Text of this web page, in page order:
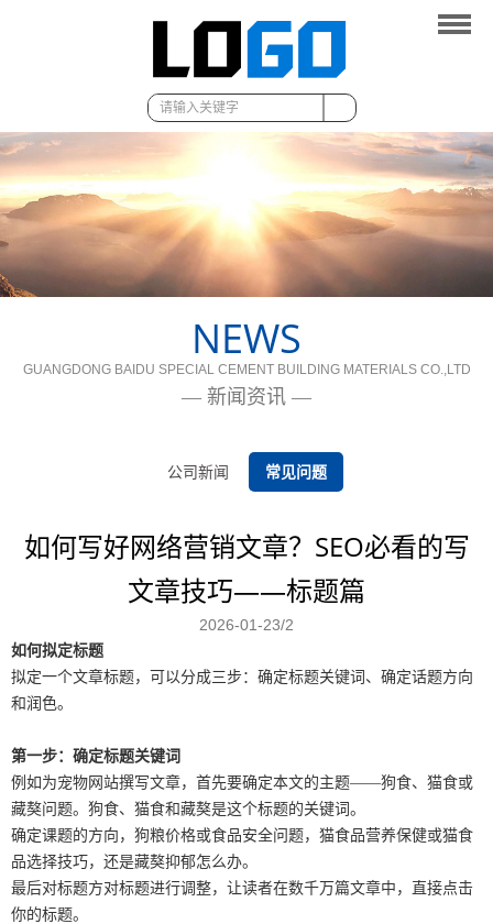
首页
关于我们
新闻资讯
成功案例
联系我们
NEWS
GUANGDONG BAIDU SPECIAL CEMENT BUILDING MATERIALS CO.,LTD
— 新闻资讯 —
公司新闻 常见问题
如何写好网络营销文章？SEO必看的写
文章技巧——标题篇
2026-01-23/2
如何拟定标题
拟定一个文章标题，可以分成三步：确定标题关键词、确定话题方向
和润色。
第一步：确定标题关键词
例如为宠物网站撰写文章，首先要确定本文的主题——狗食、猫食或
藏獒问题。狗食、猫食和藏獒是这个标题的关键词。
确定课题的方向，狗粮价格或食品安全问题，猫食品营养保健或猫食
品选择技巧，还是藏獒抑郁怎么办。
最后对标题方对标题进行调整，让读者在数千万篇文章中，直接点击
你的标题。